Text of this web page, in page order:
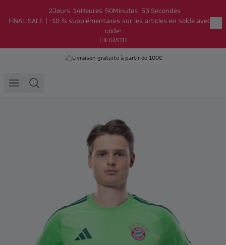
2Jours 14Heures 50Minutes 52 Secondes
FINAL SALE | -10 % supplémentaires sur les articles en solde avec le
code:
EXTRA10
Livraison gratuite à partir de 100€